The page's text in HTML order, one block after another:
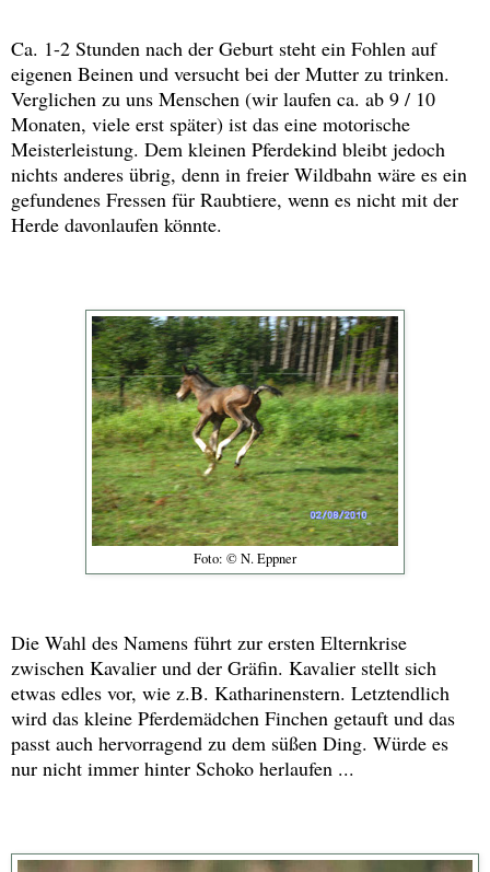
Ca. 1-2 Stunden nach der Geburt steht ein Fohlen auf
eigenen Beinen und versucht bei der Mutter zu trinken.
Verglichen zu uns Menschen (wir laufen ca. ab 9 / 10
Monaten, viele erst später) ist das eine motorische
Meisterleistung. Dem kleinen Pferdekind bleibt jedoch
nichts anderes übrig, denn in freier Wildbahn wäre es ein
gefundenes Fressen für Raubtiere, wenn es nicht mit der
Herde davonlaufen könnte.
Foto: © N. Eppner
Die Wahl des Namens führt zur ersten Elternkrise
zwischen Kavalier und der Gräfin. Kavalier stellt sich
etwas edles vor, wie z.B. Katharinenstern. Letztendlich
wird das kleine Pferdemädchen Finchen getauft und das
passt auch hervorragend zu dem süßen Ding. Würde es
nur nicht immer hinter Schoko herlaufen ...